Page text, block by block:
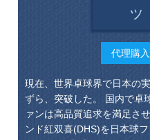
代理購
現在、世界卓球界で日本の
ずら、突破した。 国内で卓
ァンは高品質追求を満足さ
ンド紅双喜(DHS)を日本球